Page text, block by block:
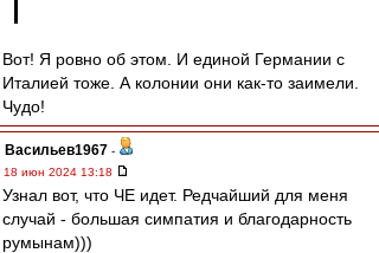
Вот! Я ровно об этом. И единой Германии с
Италией тоже. А колонии они как-то заимели.
Чудо!
Васильев1967 -
18 июн 2024 13:18
Узнал вот, что ЧЕ идет. Редчайший для меня
случай - большая симпатия и благодарность
румынам)))